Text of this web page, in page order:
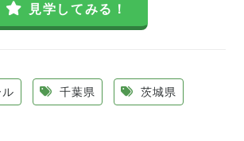
見学してみる！
千葉県 茨城県